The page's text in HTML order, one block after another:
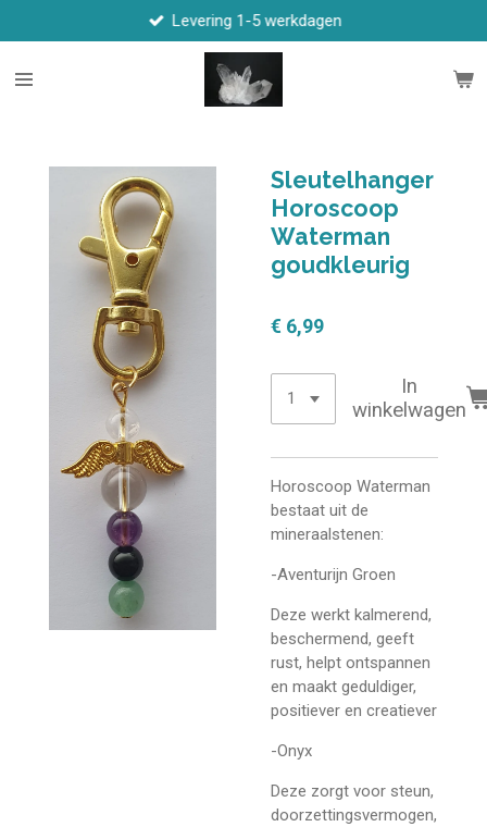
direct
naar
Levering 1-5 werkdagen
Sleutelhanger
Horoscoop
Waterman
goudkleurig
€ 6,99
In
winkelwagen
Horoscoop Waterman
bestaat uit de
mineraalstenen:
-Aventurijn Groen
Deze werkt kalmerend,
beschermend, geeft
rust, helpt ontspannen
en maakt geduldiger,
positiever en creatiever
-Onyx
Deze zorgt voor steun,
doorzettingsvermogen,